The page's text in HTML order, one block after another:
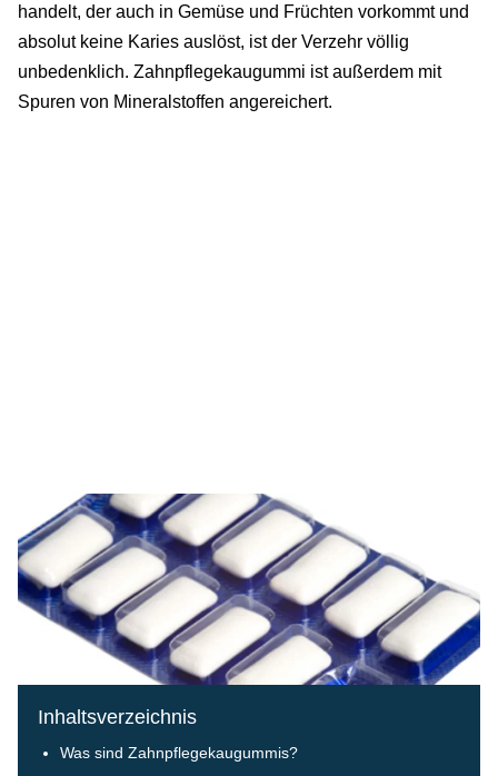
handelt, der auch in Gemüse und Früchten vorkommt und
absolut keine Karies auslöst, ist der Verzehr völlig
unbedenklich. Zahnpflegekaugummi ist außerdem mit
Spuren von Mineralstoffen angereichert.
Inhaltsverzeichnis
Was sind Zahnpflegekaugummis?